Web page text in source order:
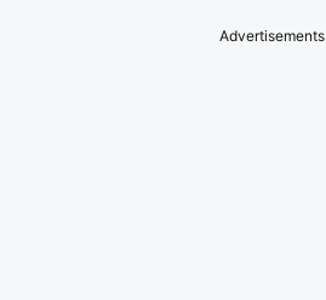
Advertisements